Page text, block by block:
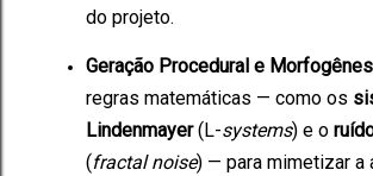
do projeto.
Geração Procedural e
regras matemáticas — como os
Lindenmayer(L-systems) e o
(fractal noise) — para mimetizar a